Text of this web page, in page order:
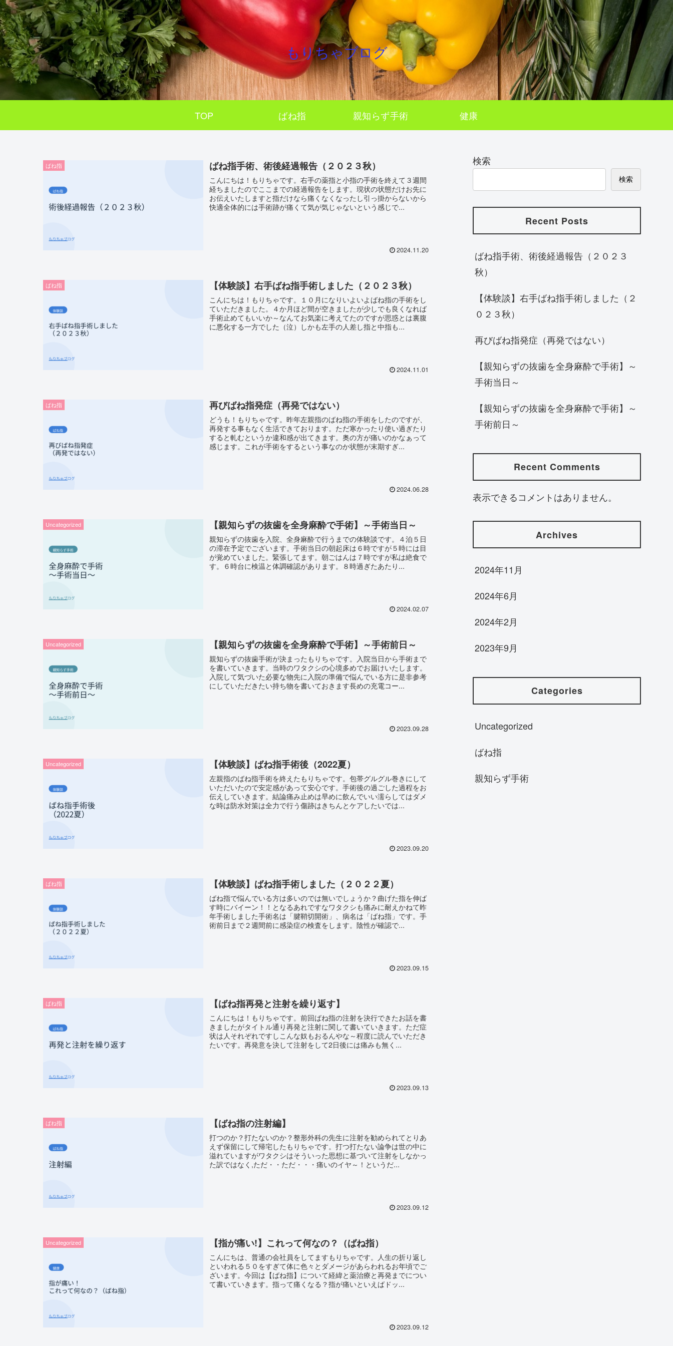
もりちゃブログ
TOP ばね指 親知らず手術 健康
ばね指 ばね指手術、術後経過報告（２０２３秋）
こんにちは！もりちゃです。右手の薬指と小指の手術を終えて３週間
経ちましたのでここまでの経過報告をします。現状の状態だけお先に
お伝えいたしますと指だけなら痛くなくなったし引っ掛からないから
快適全体的には手術跡が痛くて気が気じゃないという感じで...
2024.11.20
ばね指 【体験談】右手ばね指手術しました（２０２３秋）
こんにちは！もりちゃです。１０月になりいよいよばね指の手術をし
ていただきました。４か月ほど間が空きましたが少しでも良くなれば
手術止めてもいいか～なんてお気楽に考えてたのですが思惑とは裏腹
に悪化する一方でした（泣）しかも左手の人差し指と中指も...
2024.11.01
ばね指 再びばね指発症（再発ではない）
どうも！もりちゃです。昨年左親指のばね指の手術をしたのですが、
再発する事もなく生活できております。ただ寒かったり使い過ぎたり
すると軋むというか違和感が出てきます。奥の方が痛いのかなぁって
感じます。これが手術をするという事なのか状態が末期すぎ...
2024.06.28
Uncategorized 【親知らずの抜歯を全身麻酔で手術】～手術当日～
親知らずの抜歯を入院、全身麻酔で行うまでの体験談です。４泊５日
の滞在予定でございます。手術当日の朝起床は６時ですが５時には目
が覚めていました。緊張してます。朝ごはんは７時ですが私は絶食で
す。６時台に検温と体調確認があります。８時過ぎたあたり...
2024.02.07
Uncategorized 【親知らずの抜歯を全身麻酔で手術】～手術前日～
親知らずの抜歯手術が決まったもりちゃです。入院当日から手術まで
を書いていきます。当時のワタクシの心境多めでお届けいたします。
入院して気づいた必要な物先に入院の準備で悩んでいる方に是非参考
にしていただきたい持ち物を書いておきます長めの充電コー...
2023.09.28
Uncategorized 【体験談】ばね指手術後（2022夏）
左親指のばね指手術を終えたもりちゃです。包帯グルグル巻きにして
いただいたので安定感があって安心です。手術後の過ごした過程をお
伝えしていきます。結論痛み止めは早めに飲んでいい濡らしてはダメ
な時は防水対策は全力で行う傷跡はきちんとケアしたいでは...
2023.09.20
ばね指 【体験談】ばね指手術しました（２０２２夏）
ばね指で悩んでいる方は多いのでは無いでしょうか？曲げた指を伸ば
す時にバイーン！！となるあれですなワタクシも痛みに耐えかねて昨
年手術しました手術名は「腱鞘切開術」、病名は「ばね指」です。手
術前日まで２週間前に感染症の検査をします。陰性が確認で...
2023.09.15
ばね指 【ばね指再発と注射を繰り返す】
こんにちは！もりちゃです。前回ばね指の注射を決行できたお話を書
きましたがタイトル通り再発と注射に関して書いていきます。ただ症
状は人それぞれですしこんな奴もおるんやな～程度に読んでいただき
たいです。再発意を決して注射をして2日後には痛みも無く...
2023.09.13
ばね指 【ばね指の注射編】
打つのか？打たないのか？整形外科の先生に注射を勧められてとりあ
えず保留にして帰宅したもりちゃです。打つ打たない論争は世の中に
溢れていますがワタクシはそういった思想に基づいて注射をしなかっ
た訳ではなく,ただ・・ただ・・・痛いのイヤ～！というだ...
2023.09.12
Uncategorized 【指が痛い!】これって何なの？（ばね指）
こんにちは、普通の会社員をしてますもりちゃです。人生の折り返し
といわれる５０をすぎて体に色々とダメージがあらわれるお年頃でご
ざいます。今回は【ばね指】について経緯と薬治療と再発までについ
て書いていきます。指って痛くなる？指が痛いといえばドッ...
2023.09.12
検索
検索
Recent Posts
ばね指手術、術後経過報告（２０２３
秋）
【体験談】右手ばね指手術しました（２
０２３秋）
再びばね指発症（再発ではない）
【親知らずの抜歯を全身麻酔で手術】～
手術当日～
【親知らずの抜歯を全身麻酔で手術】～
手術前日～
Recent Comments
表示できるコメントはありません。
Archives
2024年11月
2024年6月
2024年2月
2023年9月
Categories
Uncategorized
ばね指
親知らず手術